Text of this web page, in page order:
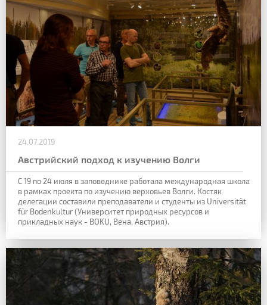
24.07.2019
Австрийский подход к изучению Волги
С 19 по 24 июля в заповеднике работала международная школа
в рамках проекта по изучению верховьев Волги. Костяк
делегации составили преподаватели и студенты из Universität
für Bodenkultur (Университет природных ресурсов и
прикладных наук - BOKU, Вена, Австрия).